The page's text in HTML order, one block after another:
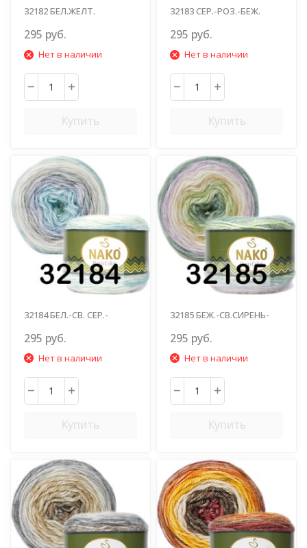
32182 БЕЛ.ЖЕЛТ.
295 руб.
Нет в наличии
Купить
32183 СЕР.-РОЗ.-БЕЖ.
295 руб.
Нет в наличии
Купить
32184 БЕЛ.-СВ. СЕР.-
295 руб.
Нет в наличии
Купить
32185 БЕЖ.-СВ.СИРЕНЬ-
295 руб.
Нет в наличии
Купить